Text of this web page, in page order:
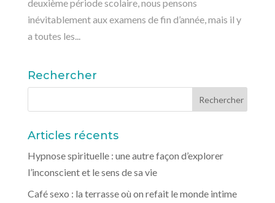
deuxième période scolaire, nous pensons
inévitablement aux examens de fin d’année, mais il y
a toutes les...
Rechercher
Articles récents
Hypnose spirituelle : une autre façon d’explorer
l’inconscient et le sens de sa vie
Café sexo : la terrasse où on refait le monde intime